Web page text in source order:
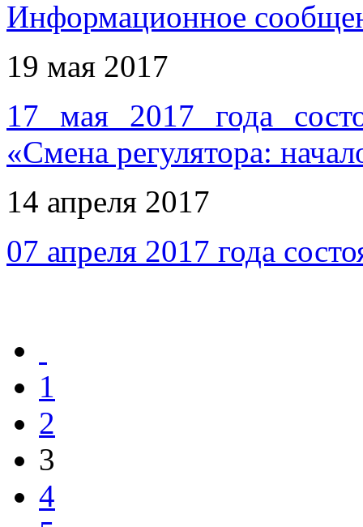
Информационное
19 мая 2017
17 мая 2017 года
«Смена регулятора:
14 апреля 2017
07 апреля 2017 года
1
2
3
4